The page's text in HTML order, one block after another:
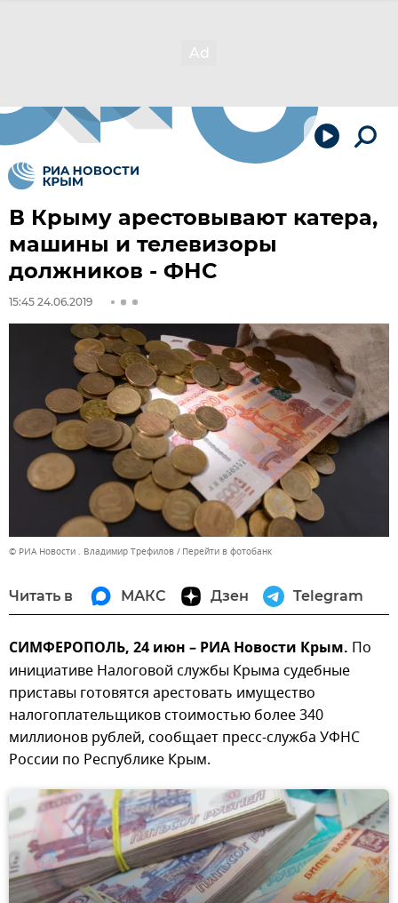
В Крыму арестовывают катера,
машины и телевизоры
должников - ФНС
15:45 24.06.2019
© РИА Новости . Владимир Трефилов Перейти в фотобанк
Читать в МАКС Дзен Telegram
СИМФЕРОПОЛЬ, 24 июн – РИА Новости Крым. По
инициативе Налоговой службы Крыма судебные
приставы готовятся арестовать имущество
налогоплательщиков стоимостью более 340
миллионов рублей, сообщает пресс-служба УФНС
России по Республике Крым.